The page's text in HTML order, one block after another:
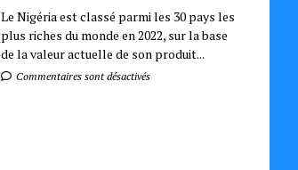
Le Nigéria est classé parmi les 30 pays les
plus riches du monde en 2022, sur la base
de la valeur actuelle de son produit...
Commentaires sont désactivés